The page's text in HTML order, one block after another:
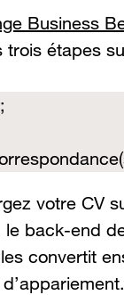
Business
trois étapes
votre CV
back-end
convertit